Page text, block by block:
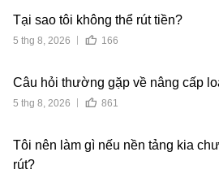
Tại sao tôi không thể rút tiền?
5 thg 8, 2026 166
Câu hỏi thường gặp về nâng cấp
5 thg 8, 2026 861
Tôi nên làm gì nếu nền tảng kia
rút?